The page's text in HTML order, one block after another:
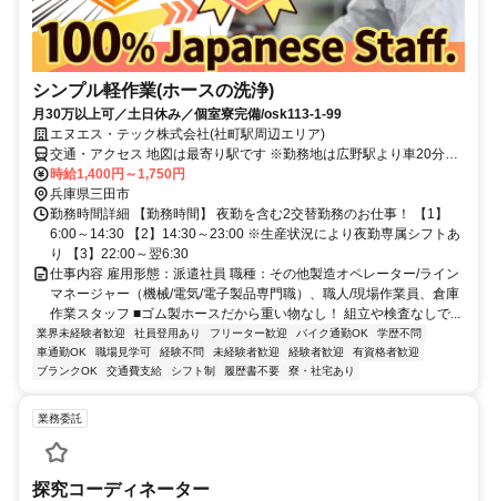
シンプル軽作業(ホースの洗浄)
月30万以上可／土日休み／個室寮完備/osk113-1-99
エヌエス・テック株式会社(社町駅周辺エリア)
交通・アクセス 地図は最寄り駅です ※勤務地は広野駅より車20分圏
内
時給1,400円～1,750円
兵庫県三田市
勤務時間詳細 【勤務時間】 夜勤を含む2交替勤務のお仕事！ 【1】
6:00～14:30 【2】14:30～23:00 ※生産状況により夜勤専属シフトあ
り 【3】22:00～翌6:30
仕事内容 雇用形態：派遣社員 職種：その他製造オペレーター/ライン
マネージャー（機械/電気/電子製品専門職）、職人/現場作業員、倉庫
作業スタッフ ■ゴム製ホースだから重い物なし！ 組立や検査なしで...
業界未経験者歓迎 社員登用あり フリーター歓迎 バイク通勤OK
学歴不問
車通勤OK
職場見学可 経験不問 未経験者歓迎 経験者歓迎
有資格者歓迎
ブランクOK
交通費支給 シフト制 履歴書不要 寮・社宅あり
業務委託
探究コーディネーター